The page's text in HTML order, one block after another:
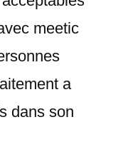
meetic
a
dans son